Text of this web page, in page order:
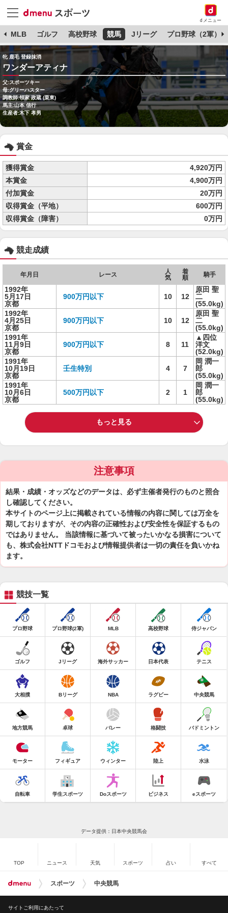
dメニュー
MLB ゴルフ 高校野球 競馬 Jリーグ プロ野球（2軍）
牝 鹿毛 登録抹消
ワンダーアティナ
父:スポーツキー
母:グリーハスター
調教師:領家 政蔵 (栗東)
馬主:山本 信行
生産者:木下 孝男
賞金
獲得賞金
4,920万円
本賞金
4,900万円
付加賞金
20万円
収得賞金（平地）
600万円
収得賞金（障害）
0万円
競走成績
年月日 レース
人
気
着
順
騎手
1992年
5月17日
京都
900万円以下 10 12
原田 聖
二
(55.0kg)
1992年
4月25日
京都
900万円以下 10 12
原田 聖
二
(55.0kg)
1991年
11月9日
京都
900万円以下 8 11
▲四位
洋文
(52.0kg)
1991年
10月19日
京都
壬生特別 4 7
岡 潤一
郎
(55.0kg)
1991年
10月6日
京都
500万円以下 2 1
岡 潤一
郎
(55.0kg)
もっと見る
注意事項
結果・成績・オッズなどのデータは、必ず主催者発行のものと照合
し確認してください。
本サイトのページ上に掲載されている情報の内容に関しては万全を
期しておりますが、その内容の正確性および安全性を保証するもの
ではありません。 当該情報に基づいて被ったいかなる損害について
も、株式会社NTTドコモおよび情報提供者は一切の責任を負いかね
ます。
競技一覧
プロ野球 プロ野球(2軍) MLB 高校野球 侍ジャパン
ゴルフ Jリーグ 海外サッカー 日本代表 テニス
大相撲 Bリーグ NBA ラグビー 中央競馬
地方競馬 卓球 バレー 格闘技 バドミントン
モーター フィギュア ウィンター 陸上 水泳
自転車 学生スポーツ Doスポーツ ビジネス eスポーツ
データ提供：日本中央競馬会
TOP ニュース 天気 スポーツ 占い すべて
スポーツ 中央競馬
サイトご利用にあたって